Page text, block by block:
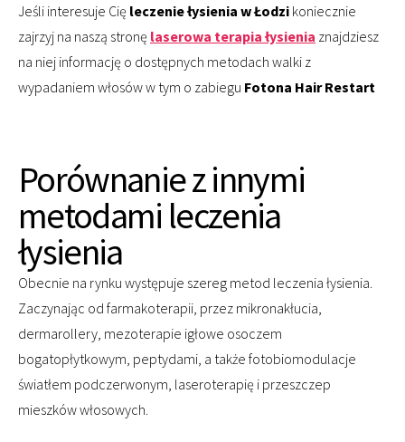
Jeśli interesuje Cię leczenie łysienia w Łodzi koniecznie
zajrzyj na naszą stronę laserowa terapia łysienia znajdziesz
na niej informację o dostępnych metodach walki z
wypadaniem włosów w tym o zabiegu Fotona Hair Restart
Porównanie z innymi
metodami leczenia
łysienia
Obecnie na rynku występuje szereg metod leczenia łysienia.
Zaczynając od farmakoterapii, przez mikronakłucia,
dermarollery, mezoterapie igłowe osoczem
bogatopłytkowym, peptydami, a także fotobiomodulacje
światłem podczerwonym, laseroterapię i przeszczep
mieszków włosowych.